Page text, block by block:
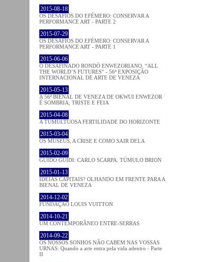
2015-08-18
OS DESAFIOS DO EFÉMERO: CONSERVAR A
PERFORMANCE ART - PARTE 2
2015-07-29
OS DESAFIOS DO EFÉMERO: CONSERVAR A
PERFORMANCE ART - PARTE 1
2015-06-06
O DESAFINADO RONDÒ ENWEZORIANO. “ALL
THE WORLD´S FUTURES” - 56ª EXPOSIÇÃO
INTERNACIONAL DE ARTE DE VENEZA
2015-05-13
A 56ª BIENAL DE VENEZA DE OKWUI ENWEZOR
É SOMBRIA, TRISTE E FEIA
2015-04-08
A TUMULTUOSA FERTILIDADE DO HORIZONTE
2015-03-04
OS MUSEUS, A CRISE E COMO SAIR DELA
2015-02-09
GUIDO GUIDI: CARLO SCARPA. TÚMULO BRION
2015-01-13
IDEIAS CAPITAIS? OLHANDO EM FRENTE PARA A
BIENAL DE VENEZA
2014-12-02
FUNDAÇÃO LOUIS VUITTON
2014-10-21
UM CONTEMPORÂNEO ENTRE-SERRAS
2014-09-22
OS NOSSOS SONHOS NÃO CABEM NAS VOSSAS
URNAS: Quando a arte entra pela vida adentro - Parte
II